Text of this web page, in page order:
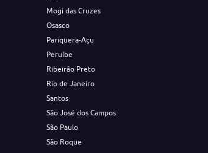
Mogi das Cruzes
Osasco
Pariquera-Açu
Peruíbe
Ribeirão Preto
Rio de Janeiro
Santos
São José dos Campos
São Paulo
São Roque